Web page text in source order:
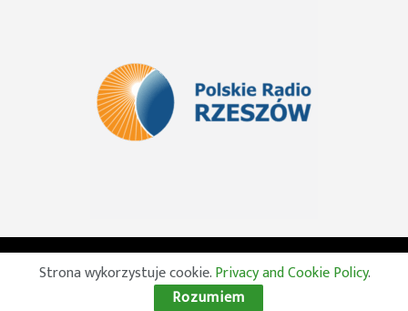
© 2026 Wszelkie prawa zastrzeżone. Radio Lublin S.A. w
likwidacji
Strona wykorzystuje cookie.Privacy and Cookie Policy.
Rozumiem